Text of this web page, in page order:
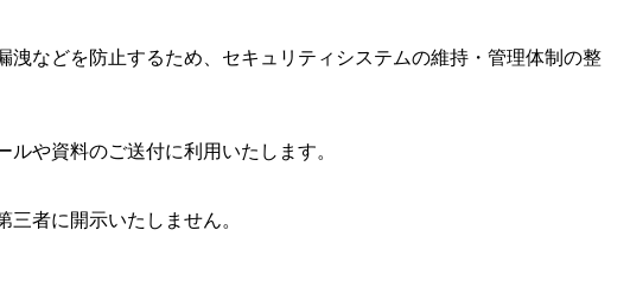
などを防止するため、セキュリティシステムの維持・管理体制の整
や資料のご送付に利用いたします。
者に開示いたしません。